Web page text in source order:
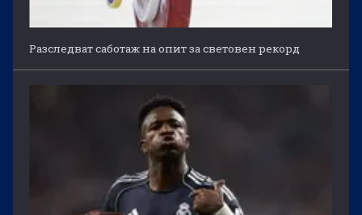
Разследват саботаж на опит за световен рекорд